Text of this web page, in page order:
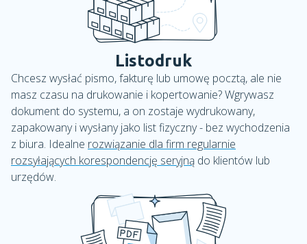
Listodruk
Chcesz wysłać pismo, fakturę lub umowę pocztą, ale nie
masz czasu na drukowanie i kopertowanie? Wgrywasz
dokument do systemu, a on zostaje wydrukowany,
zapakowany i wysłany jako list fizyczny - bez wychodzenia
z biura. Idealne rozwiązanie dla firm regularnie
rozsyłających korespondencję seryjną do klientów lub
urzędów.